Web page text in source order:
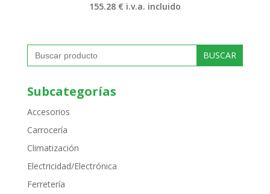
155.28 € i.v.a. incluido
Buscar:
Subcategorías
Accesorios
Carrocería
Climatización
Electricidad/Electrónica
Ferretería